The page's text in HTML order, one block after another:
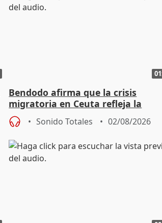
Bendodo afirma que la crisis
migratoria en Ceuta refleja la
"extrema debilidad" del Gobierno
Sonido Totales 02/08/2026